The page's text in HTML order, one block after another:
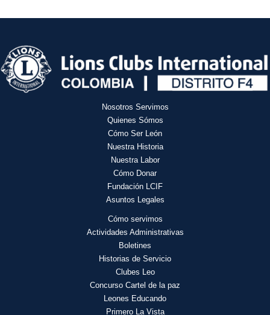
Nosotros Servimos
Quienes Sómos
Cómo Ser León
Nuestra Historia
Nuestra Labor
Cómo Donar
Fundación LCIF
Asuntos Legales
Cómo servimos
Actividades Administrativas
Boletines
Historias de Servicio
Clubes Leo
Concurso Cartel de la paz
Leones Educando
Primero La Vista